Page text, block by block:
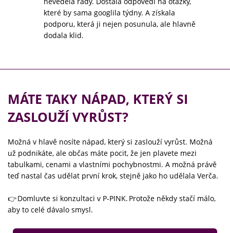
které by sama googlila týdny. A získala
podporu, která ji nejen posunula, ale hlavně
dodala klid.
MÁTE TAKY NÁPAD, KTERÝ SI
ZASLOUŽÍ VYRŮST?
Možná v hlavě nosíte nápad, který si zaslouží vyrůst. Možná
už podnikáte, ale občas máte pocit, že jen plavete mezi
tabulkami, cenami a vlastními pochybnostmi. A možná právě
teď nastal čas udělat první krok, stejně jako ho udělala Verča.
👉 Domluvte si konzultaci v P-PINK. Protože někdy stačí málo,
aby to celé dávalo smysl.